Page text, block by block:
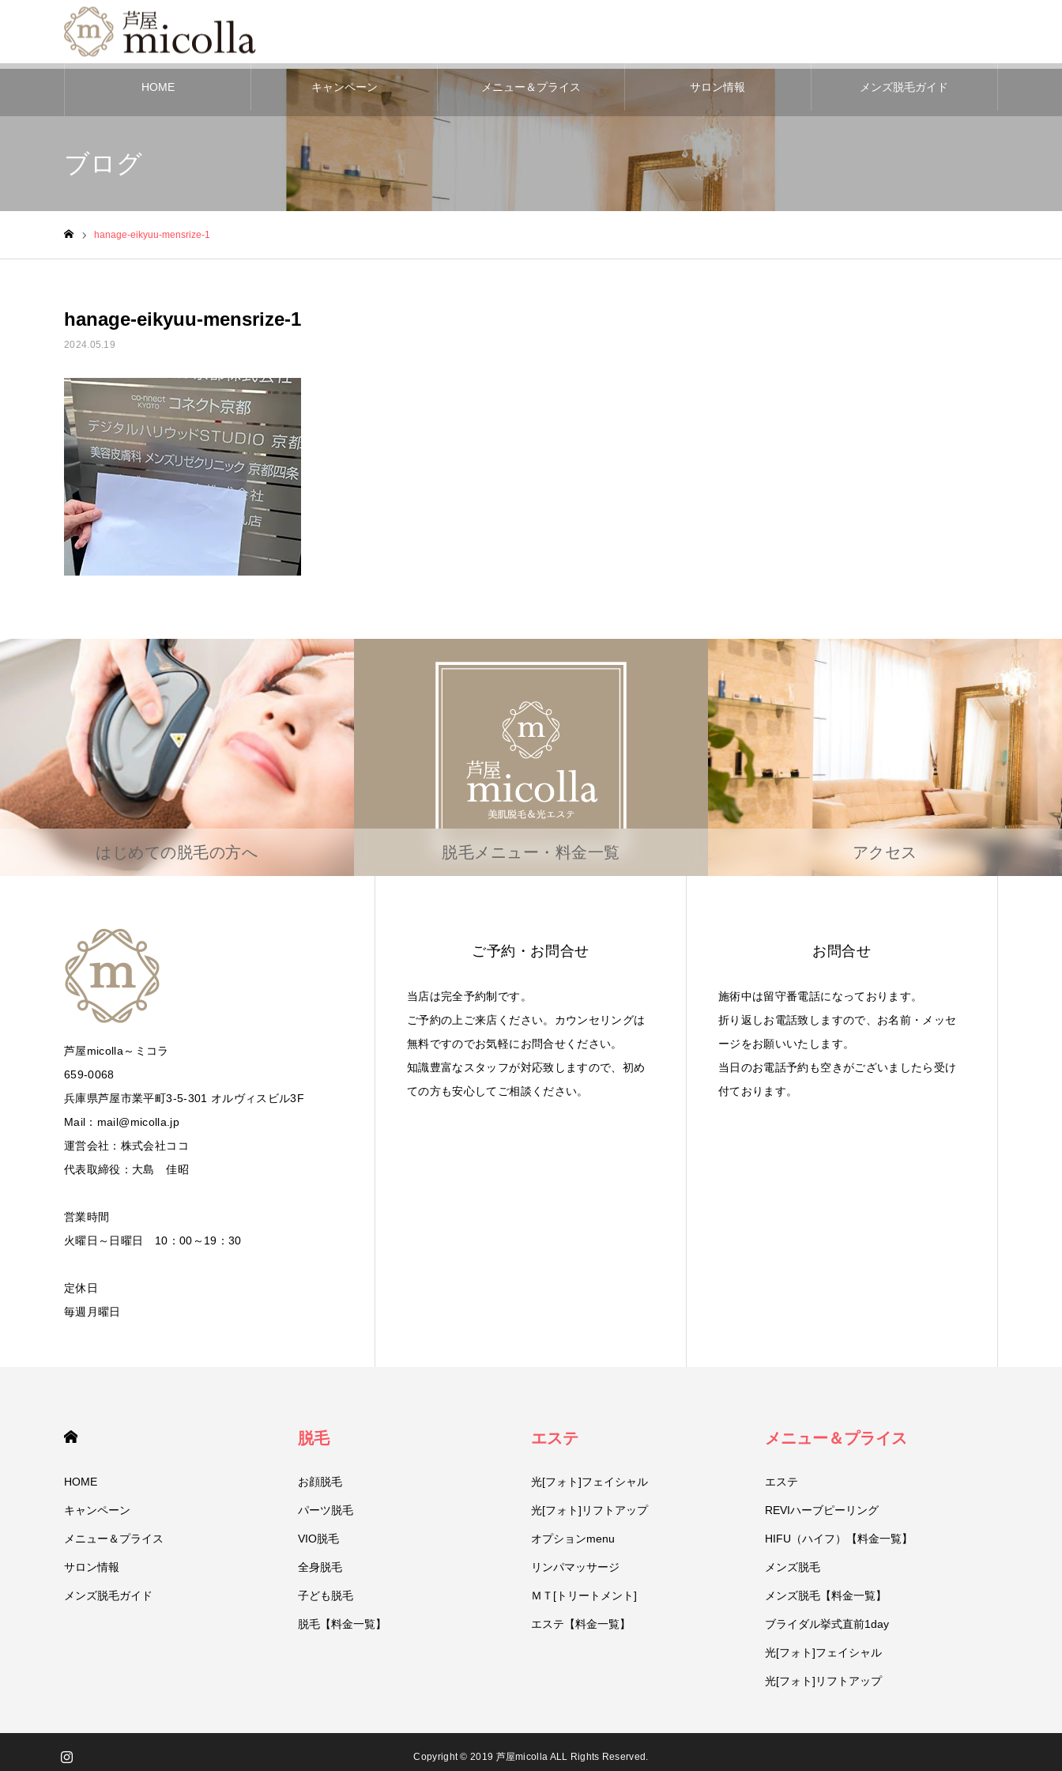
HOME キャンペーン メニュー＆プライス サロン情報 メンズ脱毛ガイド
ブログ
hanage-eikyuu-mensrize-1
hanage-eikyuu-mensrize-1
2024.05.19
はじめての脱毛の方へ 脱毛メニュー・料金一覧 アクセス
芦屋micolla～ミコラ
659-0068
兵庫県芦屋市業平町3-5-301 オルヴィスビル3F
Mail：mail@micolla.jp
運営会社：株式会社ココ
代表取締役：大島 佳昭
営業時間
火曜日～日曜日 10：00～19：30
定休日
毎週月曜日
ご予約・お問合せ
当店は完全予約制です。
ご予約の上ご来店ください。カウンセリングは
無料ですのでお気軽にお問合せください。
知識豊富なスタッフが対応致しますので、初め
ての方も安心してご相談ください。
お問合せ
施術中は留守番電話になっております。
折り返しお電話致しますので、お名前・メッセ
ージをお願いいたします。
当日のお電話予約も空きがございましたら受け
付ております。
HOME
キャンペーン
メニュー＆プライス
サロン情報
メンズ脱毛ガイド
脱毛
お顔脱毛
パーツ脱毛
VIO脱毛
全身脱毛
子ども脱毛
脱毛【料金一覧】
エステ
光[フォト]フェイシャル
光[フォト]リフトアップ
オプションmenu
リンパマッサージ
ＭＴ[トリートメント]
エステ【料金一覧】
メニュー＆プライス
エステ
REVIハーブピーリング
HIFU（ハイフ）【料金一覧】
メンズ脱毛
メンズ脱毛【料金一覧】
ブライダル挙式直前1day
光[フォト]フェイシャル
光[フォト]リフトアップ
Copyright © 2019 芦屋micolla ALL Rights Reserved.